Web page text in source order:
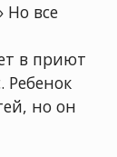
Но все
в приют
Ребенок
но он